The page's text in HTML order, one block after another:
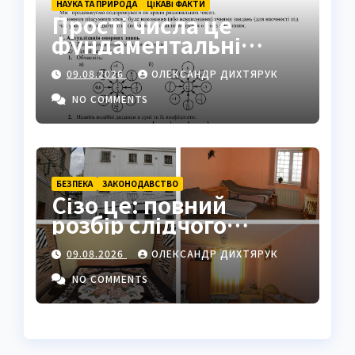
НАУКА ТА ПРИРОДА ЦІКАВІ ФАКТИ
Прості числа це
фундаментальні
«атоми» математики
09.08.2026
ОЛЕКСАНДР ДИХТЯРУК
NO COMMENTS
БЕЗПЕКА ЗАКОНОДАВСТВО
Сізо це: повний
розбір слідчого
ізолятора в Україні
09.08.2026
ОЛЕКСАНДР ДИХТЯРУК
NO COMMENTS